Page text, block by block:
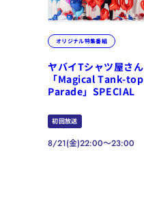
オリジナル特集番組
ヤバイTシャツ屋さん
「Magical Tank-top
Parade」SPECIAL
初回放送
8/21(金)22:00～23:00